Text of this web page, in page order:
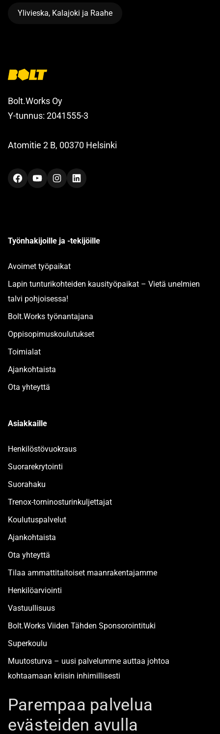
Ylivieska, Kalajoki ja Raahe
Bolt.Works Oy
Y-tunnus: 2041555-3
Atomitie 2 B, 00370 Helsinki
FacebookYouTubeInstagramLinkedIn
Työnhakijoille ja -tekijöille
Avoimet työpaikat
Lapin tunturikohteiden kausityöpaikat – Vietä unelmien
talvi pohjoisessa!
Bolt.Works työnantajana
Oppisopimuskoulutukset
Toimialat
Ajankohtaista
Ota yhteyttä
Asiakkaille
Henkilöstövuokraus
Suorarekrytointi
Suorahaku
Trenox-torninosturinkuljettajat
Koulutuspalvelut
Ajankohtaista
Ota yhteyttä
Tilaa ammattitaitoiset maanrakentajamme
Henkilöarviointi
Vastuullisuus
Bolt.Works Viiden Tähden Sponsorointituki
Superkoulu
Muutosturva – uusi palvelumme auttaa johtoa
kohtaamaan kriisin inhimillisesti
Boltista
Parempaa palvelua
evästeiden avulla